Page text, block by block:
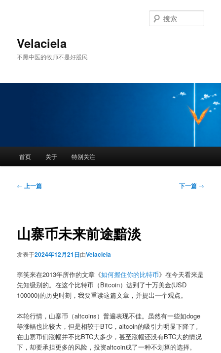
Velaciela
不黑中医的牧师不是好股民
索
首页 关于 特别关注
文
← 上一篇 下一篇 →
山寨币未来前途黯淡
发表于2024年12月21日由Velaciela
李笑来在2013年所作的文章《如何握住你的比特币》在今天看来是
先知级别的。在这个比特币（Bitcoin）达到了十万美金(USD
100000)的历史时刻，我要重读这篇文章，并提出一个观点。
本轮行情，山寨币（altcoins）普遍表现不佳。虽然有一些如doge
等涨幅也比较大，但是相较于BTC，altcoin的吸引力明显下降了。
在山寨币们涨幅并不比BTC大多少，甚至涨幅还没有BTC大的情况
下，却要承担更多的风险，投资altcoin成了一种不划算的选择。